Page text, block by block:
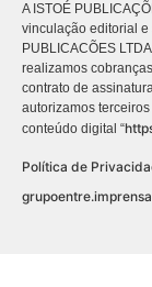
A ISTOÉ
vinculação editorial e
PUBLICACÕES
realizamos
contrato de
autorizamos
conteúdo digital “
Política de